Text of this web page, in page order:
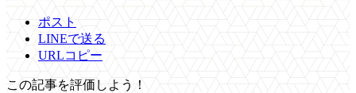
ポスト
LINEで送る
URLコピー
この記事を評価しよう！